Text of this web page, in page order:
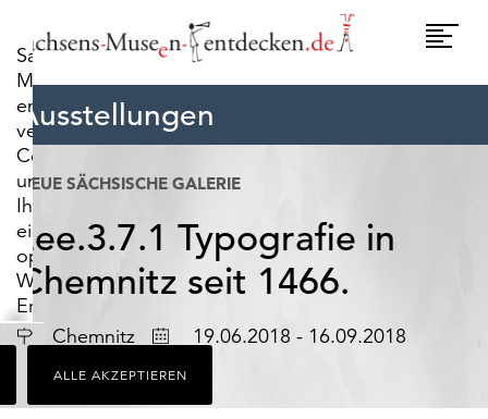
Sachsens-
Museen-
entdecken.de
verwendet
Cookies,
um
Ihnen
ein
optimales
Webseiten-
Erlebnis
zu
bieten.
Dazu
zählen
ALLE AKZEPTIEREN
Ausstellungen
NEUE SÄCHSISCHE GALERIE
zee.3.7.1 Typografie in
Chemnitz seit 1466.
Ort Chemnitz Datum19.06.2018 - 16.09.2018